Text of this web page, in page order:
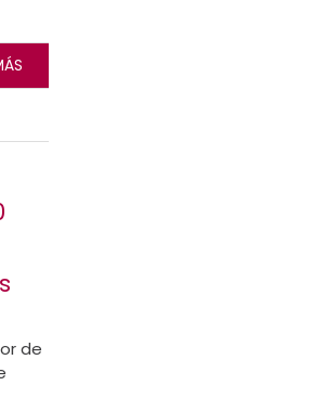
de